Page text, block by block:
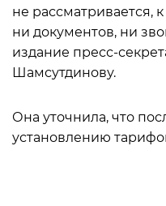
не рассматривается,
ни документов, ни
издание пресс-
Шамсутдинову.
Она уточнила, что
установлению